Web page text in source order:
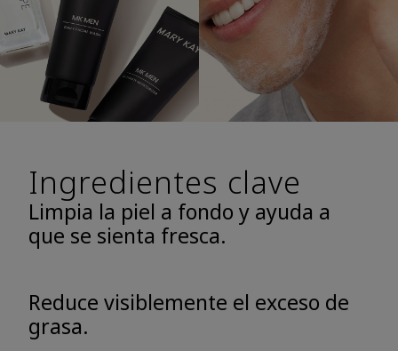
Ingredientes clave
Limpia la piel a fondo y ayuda a
que se sienta fresca.
Reduce visiblemente el exceso de
grasa.